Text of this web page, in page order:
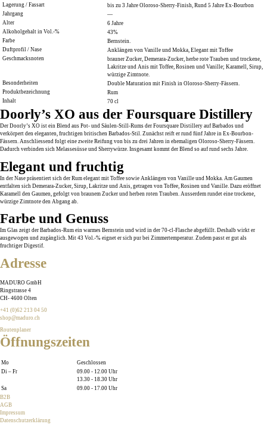
Lagerung / Fassart
bis zu 3 Jahre Oloroso-Sherry-Finish, Rund 5 Jahre Ex-Bourbon
Jahrgang
—
Alter
6 Jahre
Alkoholgehalt in Vol.-%
43%
Farbe
Bernstein.
Duftprofil / Nase
Anklängen von Vanille und Mokka, Elegant mit Toffee
Geschmacksnoten
brauner Zucker, Demerara-Zucker, herbe rote Trauben und trockene,
Lakritze und Anis mit Toffee, Rosinen und Vanille; Karamell, Sirup,
würzige Zimtnote.
Besonderheiten
Double Maturation mit Finish in Oloroso-Sherry-Fässern.
Produktbezeichnung
Rum
Inhalt
70 cl
Doorly’s XO aus der Foursquare Distillery
Der Doorly’s XO ist ein Blend aus Pot- und Säulen-Still-Rums der Foursquare Distillery auf Barbados und
verkörpert den eleganten, fruchtigen britischen Barbados-Stil. Zunächst reift er rund fünf Jahre in Ex-Bourbon-
Fässern. Anschliessend folgt eine zweite Reifung von bis zu drei Jahren in ehemaligen Oloroso-Sherry-Fässern.
Dadurch verbinden sich Melassesüsse und Sherrywürze. Insgesamt kommt der Blend so auf rund sechs Jahre.
Elegant und fruchtig
In der Nase präsentiert sich der Rum elegant mit Toffee sowie Anklängen von Vanille und Mokka. Am Gaumen
entfalten sich Demerara-Zucker, Sirup, Lakritze und Anis, getragen von Toffee, Rosinen und Vanille. Dazu eröffnet
Karamell den Gaumen, gefolgt von braunem Zucker und herben roten Trauben. Ausserdem rundet eine trockene,
würzige Zimtnote den Abgang ab.
Farbe und Genuss
Im Glas zeigt der Barbados-Rum ein warmes Bernstein und wird in der 70-cl-Flasche abgefüllt. Deshalb wirkt er
ausgewogen und zugänglich. Mit 43 Vol.-% eignet er sich pur bei Zimmertemperatur. Zudem passt er gut als
fruchtiger Digestif.
Adresse
MADURO GmbH
Ringstrasse 4
CH- 4600 Olten
+41 (0)62 213 04 50
shop@maduro.ch
Routenplaner
Öffnungszeiten
Mo
Geschlossen
Di – Fr
09.00 - 12.00 Uhr
13.30 - 18.30 Uhr
Sa
09.00 - 17.00 Uhr
B2B
AGB
Impressum
Datenschutzerklärung